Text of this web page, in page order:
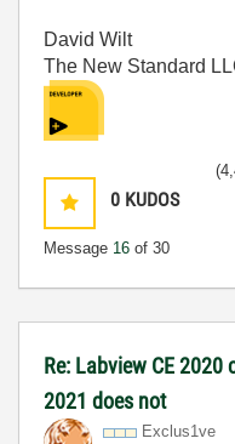
David Wilt
The New Standard
0 KUDOS
Message 16 of 30
Re: Labview CE 2020
2021 does not
Exclus1ve